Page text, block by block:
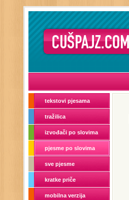
tekstovi pjesama
tražilica
izvođači po slovima
pjesme po slovima
sve pjesme
kratke priče
mobilna verzija